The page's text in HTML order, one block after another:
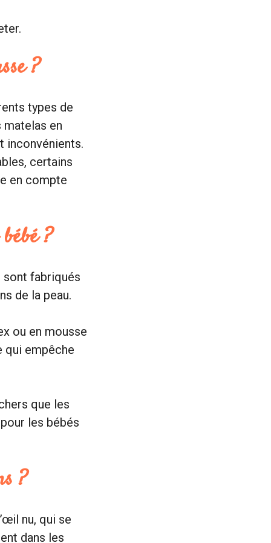
?
types de
en
inconvénients.
certains
en compte
?
sont fabriqués
de la peau.
ou en mousse
qui empêche
que les
les bébés
?
nu, qui se
dans les